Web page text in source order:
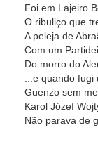
Foi em Lajeiro
O ribuliço que
A peleja de
Com um
Do morro do
...e quando fugi
Guenzo sem
Karol Józef
Não parava de